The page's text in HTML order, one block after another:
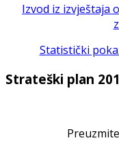
Izvod iz izvještaja
Statistički
Strateški plan